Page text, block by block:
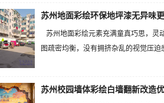
苏州地面彩绘环保地坪漆无异味
苏州地面彩绘元素充满童真巧思，灵
图疏密均衡，没有拥挤杂乱的视觉压
苏州校园墙体彩绘白墙翻新改造